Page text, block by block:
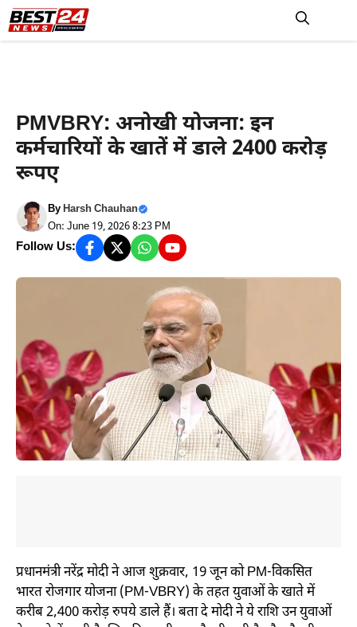
Skip
to
PMVBRY: अनोखी योजना: इन
कर्मचारियों के खातें में डाले 2400 करोड़
रूपए
ByHarsh Chauhan
On: June 19, 2026 8:23 PM
Follow Us:
प्रधानमंत्री नरेंद्र मोदी ने आज शुक्रवार, 19 जून को PM-विकसित
भारत रोजगार योजना (PM-VBRY) के तहत युवाओं के खाते में
करीब 2,400 करोड़ रुपये डाले हैं। बता दे मोदी ने ये राशि उन युवाओं